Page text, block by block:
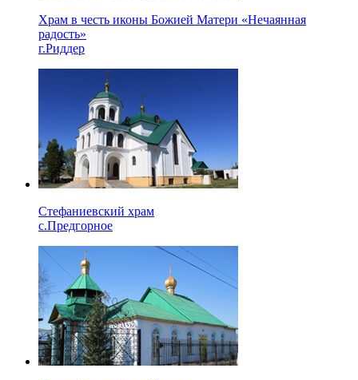
Храм в честь иконы Божией Матери «Нечаянная
радость»
г.Риддер
Стефаниевский храм
с.Предгорное